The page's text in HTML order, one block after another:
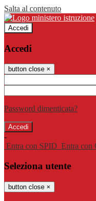
Salta al contenuto
Accedi
Accedi
button close ×
Password dimenticata?
-
Entra con SPID Entra con
Seleziona utente
button close ×